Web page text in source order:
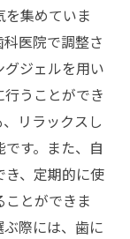
集めていま
医院で調整さ
ジェルを用い
うことができ
リラックスし
す。また、自
、定期的に使
とができま
際には、歯に